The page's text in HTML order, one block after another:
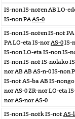
IS-non IS-noren AB LO-
IS-non PAAS-0
IS-non IS-noren IS-nor PA
PA LO-eta IS-norAS-0IS-
IS-non LO-eta IS-non IS-
IS-non IS-nor IS-nolako
nor AB AB AS-n-0 IS-non
IS-nor AS-ba AB IS-nongo
nor AS-0 ZR-nor LO-eta
nor AS-nor AS-0
IS-non IS-nork IS-norAS-